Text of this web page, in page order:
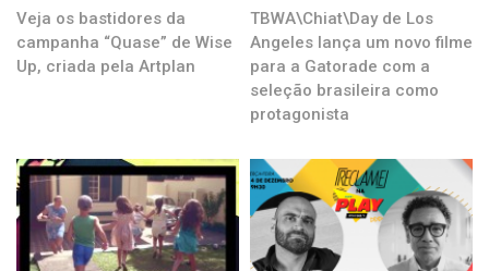
Veja os bastidores da
campanha “Quase” de Wise
Up, criada pela Artplan
TBWA\Chiat\Day de Los
Angeles lança um novo filme
para a Gatorade com a
seleção brasileira como
protagonista